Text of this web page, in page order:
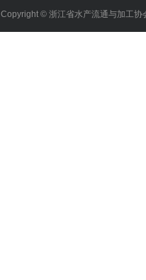
Copyright © 浙江省水产流通与加工